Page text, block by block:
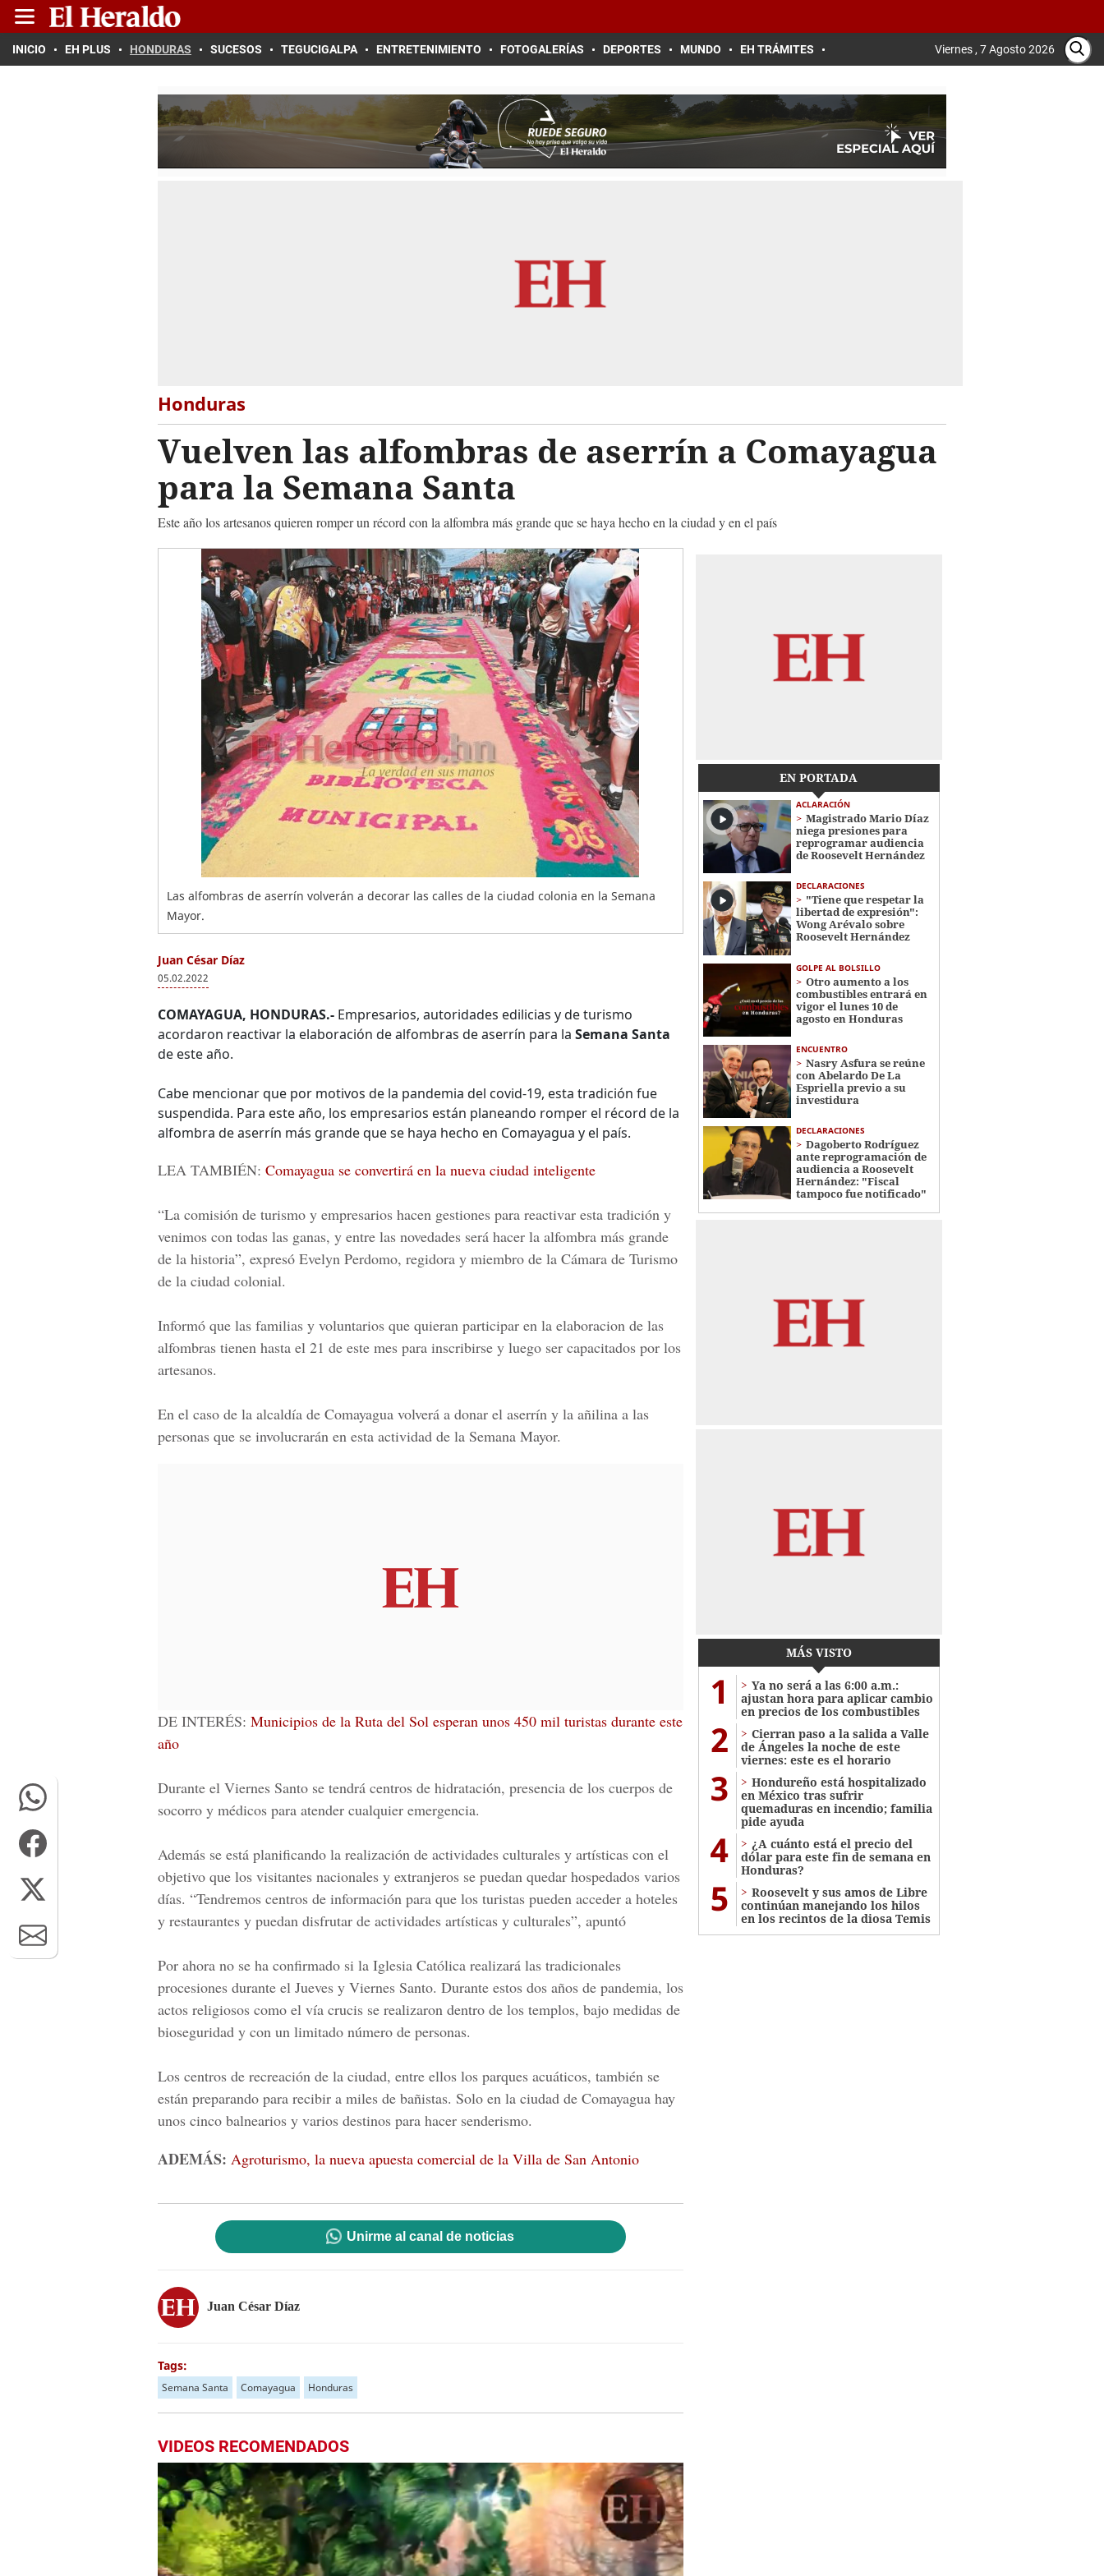
INICIO EH PLUS HONDURAS SUCESOS TEGUCIGALPA ENTRETENIMIENTO FOTOGALERÍAS DEPORTES MUNDO EH TRÁMITES Viernes , 7 Agosto 2026
Honduras
Vuelven las alfombras de aserrín a Comayagua
para la Semana Santa
Este año los artesanos quieren romper un récord con la alfombra más grande que se haya hecho en la ciudad y en el país
Las alfombras de aserrín volverán a decorar las calles de la ciudad colonia en la Semana
Mayor.
Juan César Díaz
05.02.2022
COMAYAGUA, HONDURAS.- Empresarios, autoridades edilicias y de turismo
acordaron reactivar la elaboración de alfombras de aserrín para la Semana Santa
de este año.
Cabe mencionar que por motivos de la pandemia del covid-19, esta tradición fue
suspendida. Para este año, los empresarios están planeando romper el récord de la
alfombra de aserrín más grande que se haya hecho en Comayagua y el país.
LEA TAMBIÉN: Comayagua se convertirá en la nueva ciudad inteligente
“La comisión de turismo y empresarios hacen gestiones para reactivar esta tradición y
venimos con todas las ganas, y entre las novedades será hacer la alfombra más grande
de la historia”, expresó Evelyn Perdomo, regidora y miembro de la Cámara de Turismo
de la ciudad colonial.
Informó que las familias y voluntarios que quieran participar en la elaboracion de las
alfombras tienen hasta el 21 de este mes para inscribirse y luego ser capacitados por los
artesanos.
En el caso de la alcaldía de Comayagua volverá a donar el aserrín y la añilina a las
personas que se involucrarán en esta actividad de la Semana Mayor.
DE INTERÉS: Municipios de la Ruta del Sol esperan unos 450 mil turistas durante este
año
Durante el Viernes Santo se tendrá centros de hidratación, presencia de los cuerpos de
socorro y médicos para atender cualquier emergencia.
Además se está planificando la realización de actividades culturales y artísticas con el
objetivo que los visitantes nacionales y extranjeros se puedan quedar hospedados varios
días. “Tendremos centros de información para que los turistas pueden acceder a hoteles
y restaurantes y puedan disfrutar de actividades artísticas y culturales”, apuntó
Por ahora no se ha confirmado si la Iglesia Católica realizará las tradicionales
procesiones durante el Jueves y Viernes Santo. Durante estos dos años de pandemia, los
actos religiosos como el vía crucis se realizaron dentro de los templos, bajo medidas de
bioseguridad y con un limitado número de personas.
Los centros de recreación de la ciudad, entre ellos los parques acuáticos, también se
están preparando para recibir a miles de bañistas. Solo en la ciudad de Comayagua hay
unos cinco balnearios y varios destinos para hacer senderismo.
ADEMÁS: Agroturismo, la nueva apuesta comercial de la Villa de San Antonio
Unirme al canal de noticias
Juan César Díaz
Tags:
Semana Santa Comayagua Honduras
VIDEOS RECOMENDADOS
EN PORTADA
ACLARACIÓN
Magistrado Mario Díaz
niega presiones para
reprogramar audiencia
de Roosevelt Hernández
DECLARACIONES
"Tiene que respetar la
libertad de expresión":
Wong Arévalo sobre
Roosevelt Hernández
GOLPE AL BOLSILLO
Otro aumento a los
combustibles entrará en
vigor el lunes 10 de
agosto en Honduras
ENCUENTRO
Nasry Asfura se reúne
con Abelardo De La
Espriella previo a su
investidura
DECLARACIONES
Dagoberto Rodríguez
ante reprogramación de
audiencia a Roosevelt
Hernández: "Fiscal
tampoco fue notificado"
MÁS VISTO
1
Ya no será a las 6:00 a.m.:
ajustan hora para aplicar cambio
en precios de los combustibles
2
Cierran paso a la salida a Valle
de Ángeles la noche de este
viernes: este es el horario
3
Hondureño está hospitalizado
en México tras sufrir
quemaduras en incendio; familia
pide ayuda
4
¿A cuánto está el precio del
dólar para este fin de semana en
Honduras?
5
Roosevelt y sus amos de Libre
continúan manejando los hilos
en los recintos de la diosa Temis